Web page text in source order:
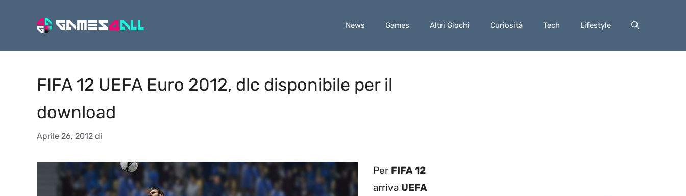
News Games Altri Giochi Curiosità Tech Lifestyle
FIFA 12 UEFA Euro 2012, dlc disponibile per il
download
Aprile 26, 2012 di
Per FIFA 12
arriva UEFA